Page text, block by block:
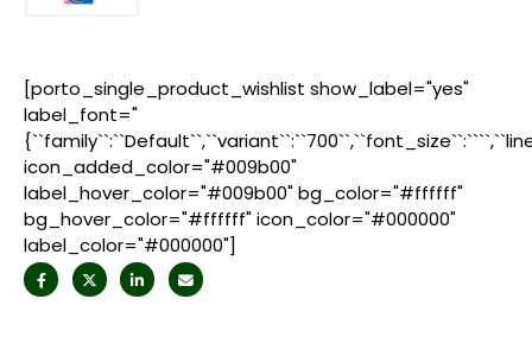
[porto_single_product_wishlist show_label="yes"
label_font="
icon_added_color="#009b00"
label_hover_color="#009b00" bg_color="#ffffff"
bg_hover_color="#ffffff" icon_color="#000000"
label_color="#000000"]